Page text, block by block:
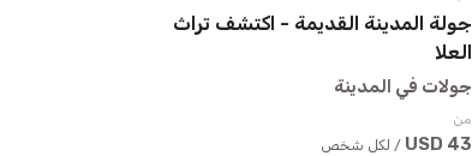
جولة المدينة القديمة - اكتشف تراث
العلا
جولات في المدينة
من
43 USD / لكل شخص